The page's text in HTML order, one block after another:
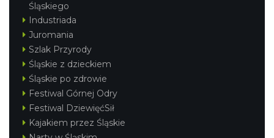
Śląskiego
Industriada
Juromania
Szlak Przyrody
Śląskie z dzieckiem
Śląskie po zdrowie
Festiwal Górnej Odry
Festiwal DziewięćSił
Kajakiem przez Śląskie